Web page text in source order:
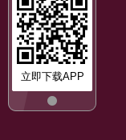
立即下载APP